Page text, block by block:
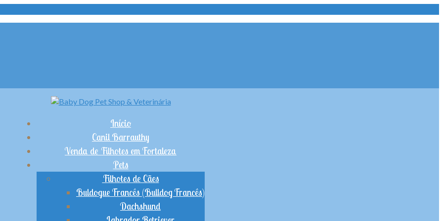
Início
Canil Barrauthy
Venda de Filhotes em Fortaleza
Pets
Filhotes de Cães
Buldogue Francês (Bulldog Francês)
Dachshund